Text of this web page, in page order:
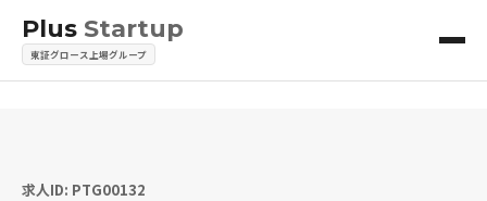
Plus Startup
東証グロース上場グループ
求人ID: PTG00132